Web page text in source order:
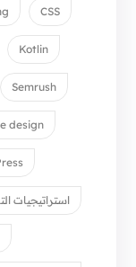
CSS
Kotlin
Semrush
design
استراتيجيات